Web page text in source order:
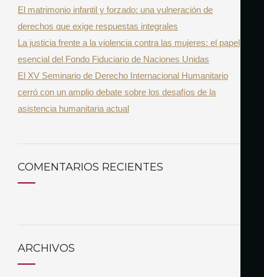
El matrimonio infantil y forzado: una vulneración de
derechos que exige respuestas integrales
La justicia frente a la violencia contra las mujeres: el papel
esencial del Fondo Fiduciario de Naciones Unidas
El XV Seminario de Derecho Internacional Humanitario
cerró con un amplio debate sobre los desafíos de la
asistencia humanitaria actual
COMENTARIOS RECIENTES
ARCHIVOS